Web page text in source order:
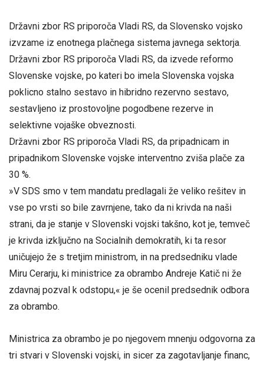
Državni zbor RS priporoča Vladi RS, da Slovensko vojsko
izvzame iz enotnega plačnega sistema javnega sektorja.
Državni zbor RS priporoča Vladi RS, da izvede reformo
Slovenske vojske, po kateri bo imela Slovenska vojska
poklicno stalno sestavo in hibridno rezervno sestavo,
sestavljeno iz prostovoljne pogodbene rezerve in
selektivne vojaške obveznosti.
Državni zbor RS priporoča Vladi RS, da pripadnicam in
pripadnikom Slovenske vojske interventno zviša plače za
30 %.
»V SDS smo v tem mandatu predlagali že veliko rešitev in
vse po vrsti so bile zavrnjene, tako da ni krivda na naši
strani, da je stanje v Slovenski vojski takšno, kot je, temveč
je krivda izključno na Socialnih demokratih, ki ta resor
uničujejo že s tretjim ministrom, in na predsedniku vlade
Miru Cerarju, ki ministrice za obrambo Andreje Katič ni že
zdavnaj pozval k odstopu,« je še ocenil predsednik odbora
za obrambo.
Ministrica za obrambo je po njegovem mnenju odgovorna za
tri stvari v Slovenski vojski, in sicer za zagotavljanje financ,